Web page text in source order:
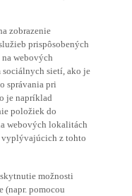
zobrazenie
prispôsobených
webových
sietí, ako je
správania pri
je napríklad
položiek do
webových lokalitách
vyplývajúcich z tohto
možnosti
(napr. pomocou